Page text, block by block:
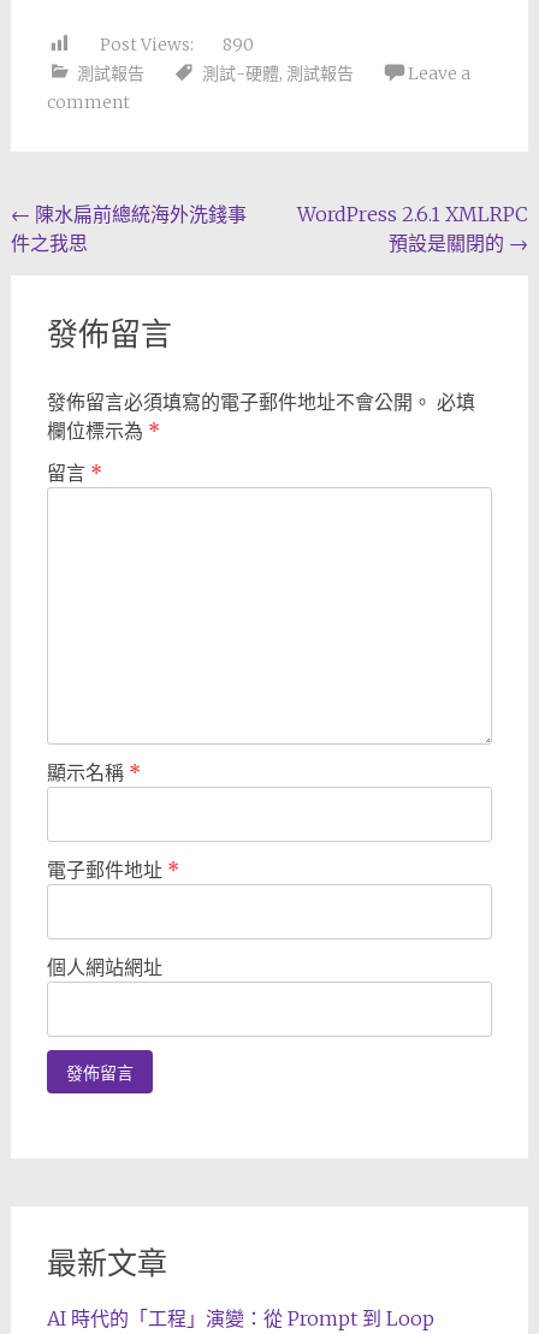
Post Views:
890
測試報告
測試-硬體, 測試報告
Leave a
comment
Post
navigation
← 陳水扁前總統海外洗錢事
件之我思
WordPress 2.6.1 XMLRPC
預設是關閉的 →
發佈留言
發佈留言必須填寫的電子郵件地址不會公開。 必填
欄位標示為 *
留言 *
顯示名稱 *
電子郵件地址 *
個人網站網址
最新文章
AI 時代的「工程」演變：從 Prompt 到 Loop